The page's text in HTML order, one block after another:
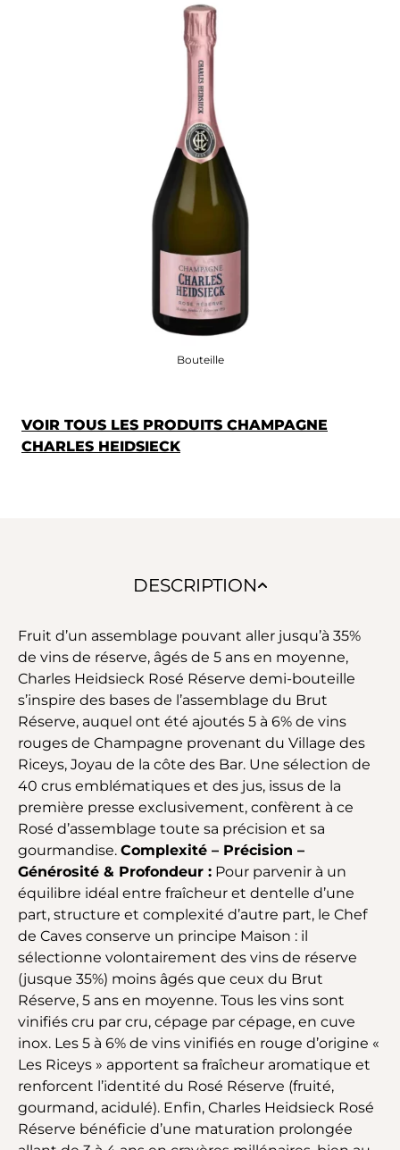
Bouteille
VOIR TOUS LES PRODUITS CHAMPAGNE
CHARLES HEIDSIECK
DESCRIPTION
Fruit d’un assemblage pouvant aller jusqu’à 35%
de vins de réserve, âgés de 5 ans en moyenne,
Charles Heidsieck Rosé Réserve demi-bouteille
s’inspire des bases de l’assemblage du Brut
Réserve, auquel ont été ajoutés 5 à 6% de vins
rouges de Champagne provenant du Village des
Riceys, Joyau de la côte des Bar. Une sélection de
40 crus emblématiques et des jus, issus de la
première presse exclusivement, confèrent à ce
Rosé d’assemblage toute sa précision et sa
gourmandise. Complexité – Précision –
Générosité & Profondeur : Pour parvenir à un
équilibre idéal entre fraîcheur et dentelle d’une
part, structure et complexité d’autre part, le Chef
de Caves conserve un principe Maison : il
sélectionne volontairement des vins de réserve
(jusque 35%) moins âgés que ceux du Brut
Réserve, 5 ans en moyenne. Tous les vins sont
vinifiés cru par cru, cépage par cépage, en cuve
inox. Les 5 à 6% de vins vinifiés en rouge d’origine «
Les Riceys » apportent sa fraîcheur aromatique et
renforcent l’identité du Rosé Réserve (fruité,
gourmand, acidulé). Enfin, Charles Heidsieck Rosé
Réserve bénéficie d’une maturation prolongée